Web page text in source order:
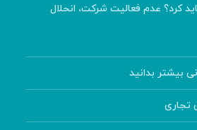
کرد؟ عدم فعالیت شرکت، انحلال
بیشتر بدانید
تجاری